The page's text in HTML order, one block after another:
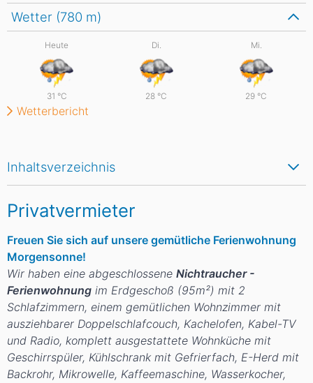
Inhaltsverzeichnis
Privatvermieter
Freuen Sie sich auf unsere gemütliche Ferienwohnung
Morgensonne!
Wir haben eine abgeschlossene Nichtraucher -
Ferienwohnung im Erdgeschoß (95m²) mit 2
Schlafzimmern, einem gemütlichen Wohnzimmer mit
ausziehbarer Doppelschlafcouch, Kachelofen, Kabel-TV
und Radio, komplett ausgestattete Wohnküche mit
Geschirrspüler, Kühlschrank mit Gefrierfach, E-Herd mit
Backrohr, Mikrowelle, Kaffeemaschine, Wasserkocher,
Wetter (780 m)
Heute
31 °C
Di.
28 °C
Mi.
29 °C
Wetterbericht